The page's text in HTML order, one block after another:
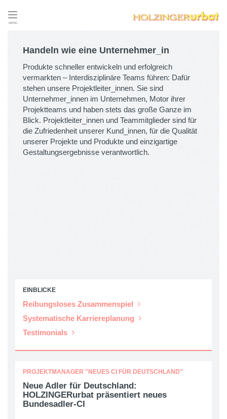
MENÜ
Handeln wie eine Unternehmer_in
Produkte schneller entwickeln und erfolgreich
vermarkten – Interdisziplinäre Teams führen: Dafür
stehen unsere Projektleiter_innen. Sie sind
Unternehmer_innen im Unternehmen, Motor ihrer
Projektteams und haben stets das große Ganze im
Blick. Projektleiter_innen und Teammitglieder sind für
die Zufriedenheit unserer Kund_innen, für die Qualität
unserer Projekte und Produkte und einzigartige
Gestaltungsergebnisse verantwortlich.
EINBLICKE
Reibungsloses Zusammenspiel
Systematische Karriereplanung
Testimonials
PROJEKTMANAGER "NEUES CI FÜR DEUTSCHLAND"
Neue Adler für Deutschland:
HOLZINGERurbat präsentiert neues
Bundesadler-CI